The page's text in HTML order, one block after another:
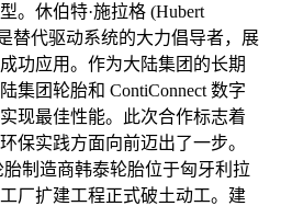
。休伯特·施拉格 (Hubert
替代驱动系统的大力倡导者，展
功应用。作为大陆集团的长期
集团轮胎和 ContiConnect 数字
现最佳性能。此次合作标志着
保实践方面向前迈出了一步。
胎制造商韩泰轮胎位于匈牙利拉
厂扩建工程正式破土动工。建